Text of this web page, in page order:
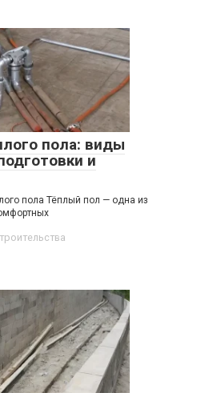
пола: виды
и
пола Тёплый пол — одна из